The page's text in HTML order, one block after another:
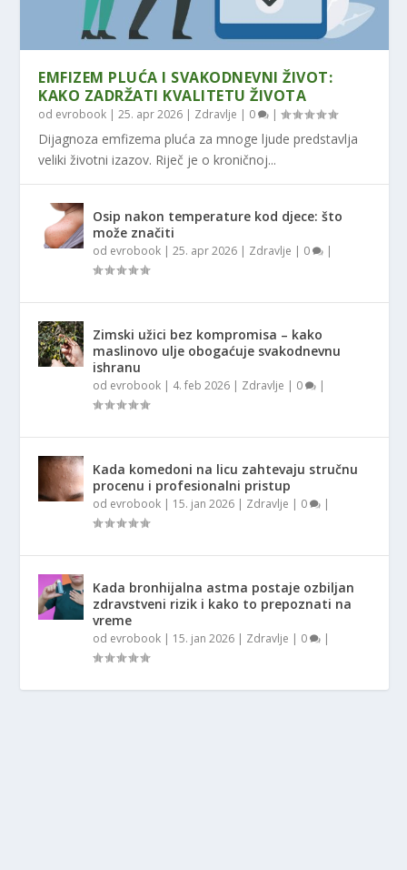
EMFIZEM PLUĆA I SVAKODNEVNI ŽIVOT:
KAKO ZADRŽATI KVALITETU ŽIVOTA
od evrobook |25. apr 2026 | Zdravlje | 0 |
Dijagnoza emfizema pluća za mnoge ljude predstavlja
veliki životni izazov. Riječ je o kroničnoj...
Osip nakon temperature kod djece: što
može značiti
od evrobook |25. apr 2026 | Zdravlje | 0 |
Zimski užici bez kompromisa – kako
maslinovo ulje obogaćuje svakodnevnu
ishranu
od evrobook | 4. feb 2026 | Zdravlje | 0 |
Kada komedoni na licu zahtevaju stručnu
procenu i profesionalni pristup
od evrobook | 15. jan 2026 | Zdravlje | 0 |
Kada bronhijalna astma postaje ozbiljan
zdravstveni rizik i kako to prepoznati na
vreme
od evrobook | 15. jan 2026 | Zdravlje | 0 |